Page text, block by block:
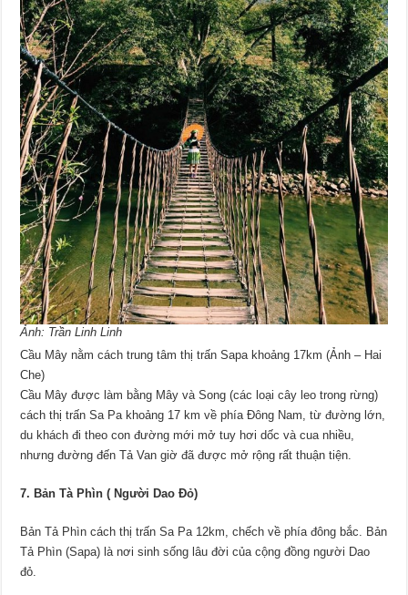
Ảnh: Trần Linh Linh
Cầu Mây nằm cách trung tâm thị trấn Sapa khoảng 17km (Ảnh – Hai
Che)
Cầu Mây được làm bằng Mây và Song (các loại cây leo trong rừng)
cách thị trấn Sa Pa khoảng 17 km về phía Đông Nam, từ đường lớn,
du khách đi theo con đường mới mở tuy hơi dốc và cua nhiều,
nhưng đường đến Tả Van giờ đã được mở rộng rất thuận tiện.
7. Bản Tà Phìn ( Người Dao Đỏ)
Bản Tả Phìn cách thị trấn Sa Pa 12km, chếch về phía đông bắc. Bản
Tả Phìn (Sapa) là nơi sinh sống lâu đời của cộng đồng người Dao
đỏ.